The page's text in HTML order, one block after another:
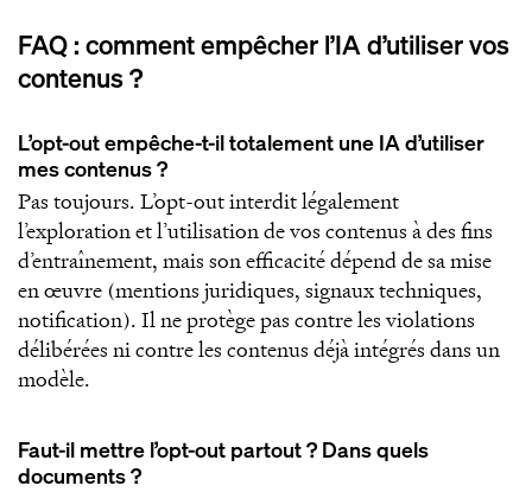
FAQ : comment empêcher l’IA d’utiliser vos
contenus ?
L’opt-out empêche-t-il totalement une IA d’utiliser
mes contenus ?
Pas toujours. L’opt-out interdit légalement
l’exploration et l’utilisation de vos contenus à des fins
d’entraînement, mais son efficacité dépend de sa mise
en œuvre (mentions juridiques, signaux techniques,
notification). Il ne protège pas contre les violations
délibérées ni contre les contenus déjà intégrés dans un
modèle.
Faut-il mettre l’opt-out partout ? Dans quels
documents ?